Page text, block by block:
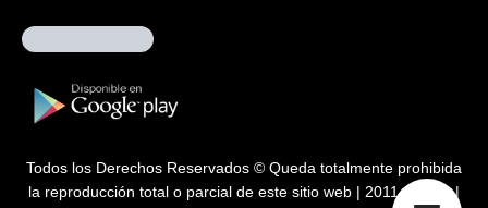
Todos los Derechos Reservados © Queda totalmente prohibida
la reproducción total o parcial de este sitio web | 2011 – 2026 |